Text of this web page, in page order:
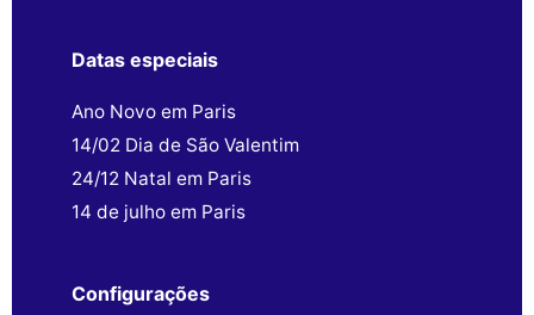
Datas especiais
Ano Novo em Paris
14/02 Dia de São Valentim
24/12 Natal em Paris
14 de julho em Paris
Configurações